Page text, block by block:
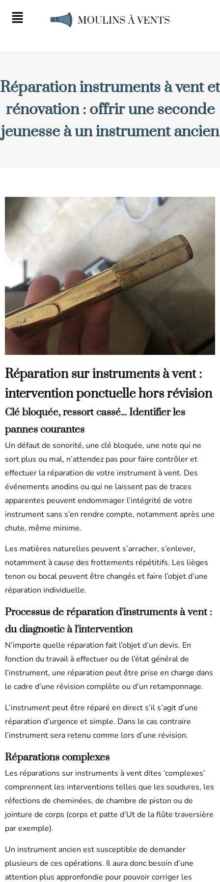
Réparation instruments à vent et
rénovation : offrir une seconde
jeunesse à un instrument ancien
Réparation sur instruments à vent :
intervention ponctuelle hors révision
Clé bloquée, ressort cassé... Identifier les
pannes courantes
Un défaut de sonorité, une clé bloquée, une note qui ne
sort plus ou mal, n’attendez pas pour faire contrôler et
effectuer la réparation de votre instrument à vent. Des
événements anodins ou qui ne laissent pas de traces
apparentes peuvent endommager l’intégrité de votre
instrument sans s’en rendre compte, notamment après une
chute, même minime.
Les matières naturelles peuvent s’arracher, s’enlever,
notamment à cause des frottements répétitifs. Les lièges
tenon ou bocal peuvent être changés et faire l’objet d’une
réparation individuelle.
Processus de réparation d'instruments à vent :
du diagnostic à l'intervention
N’importe quelle réparation fait l’objet d’un devis. En
fonction du travail à effectuer ou de l’état général de
l’instrument, une réparation peut être prise en charge dans
le cadre d’une révision complète ou d’un retamponnage.
L’instrument peut être réparé en direct s’il s’agit d’une
réparation d’urgence et simple. Dans le cas contraire
l’instrument sera retenu comme lors d’une révision.
Réparations complexes
Les réparations sur instruments à vent dites ‘complexes’
comprennent les interventions telles que les soudures, les
réfections de cheminées, de chambre de piston ou de
jointure de corps (corps et patte d’Ut de la flûte traversière
par exemple).
Un instrument ancien est susceptible de demander
plusieurs de ces opérations. Il aura donc besoin d’une
attention plus appronfondie pour pouvoir corriger les